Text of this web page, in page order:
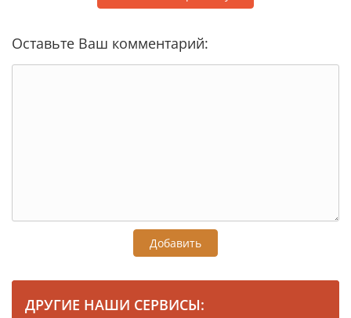
Оставьте Ваш комментарий:
Добавить
ДРУГИЕ НАШИ СЕРВИСЫ: